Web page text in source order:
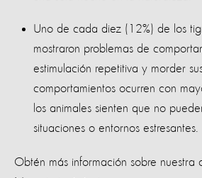
Uno de cada diez (12%) de los
mostraron problemas de
estimulación repetitiva y morder
comportamientos ocurren con
los animales sienten que no
situaciones o entornos estresantes.
Obtén más información sobre nuestra